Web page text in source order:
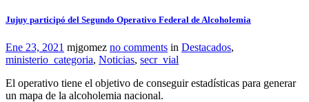
Jujuy participó del Segundo Operativo Federal de Alcoholemia
Ene 23, 2021 mjgomez no comments in Destacados,
ministerio_categoria, Noticias, secr_vial
El operativo tiene el objetivo de conseguir estadísticas para generar
un mapa de la alcoholemia nacional.